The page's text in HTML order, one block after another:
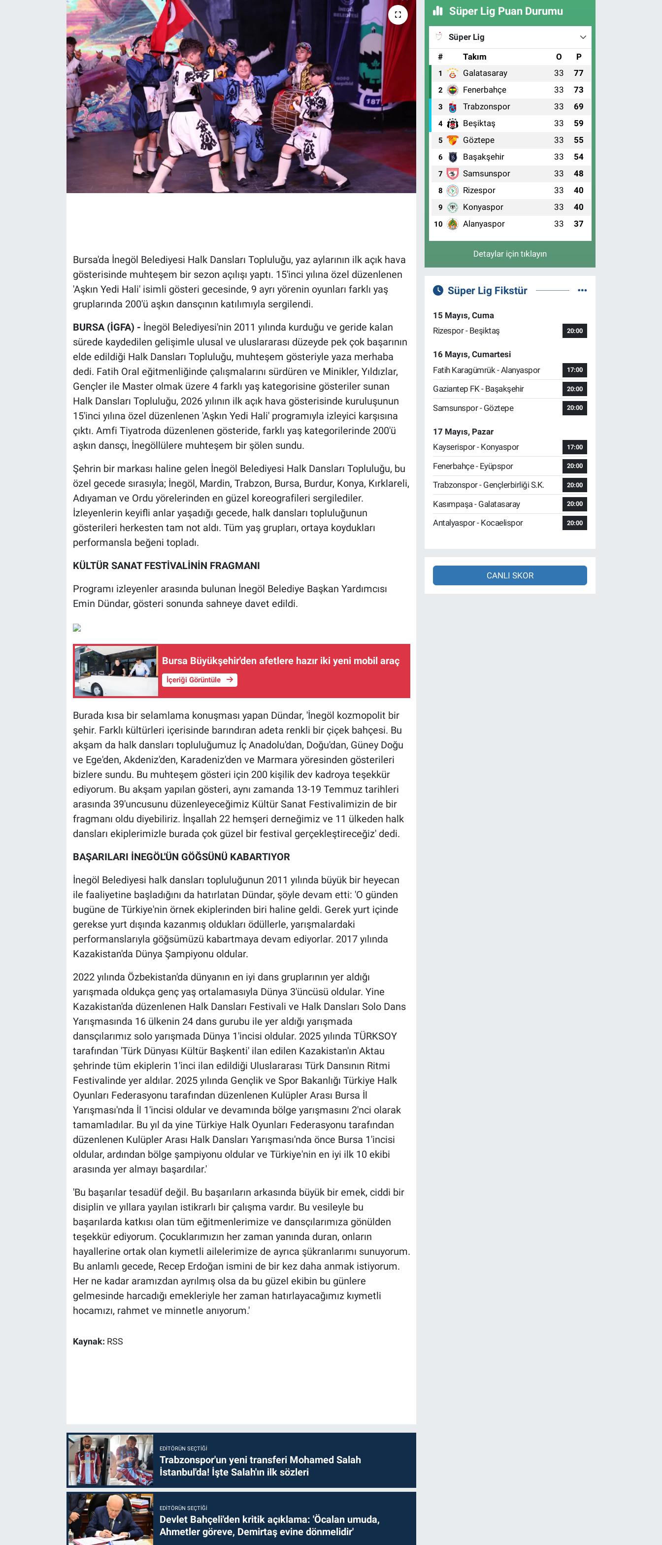
Bursa'da İnegöl Belediyesi Halk Dansları Topluluğu, yaz aylarının ilk açık hava
gösterisinde muhteşem bir sezon açılışı yaptı. 15'inci yılına özel düzenlenen
'Aşkın Yedi Hali' isimli gösteri gecesinde, 9 ayrı yörenin oyunları farklı yaş
gruplarında 200'ü aşkın dansçının katılımıyla sergilendi.
BURSA (İGFA) - İnegöl Belediyesi'nin 2011 yılında kurduğu ve geride kalan
sürede kaydedilen gelişimle ulusal ve uluslararası düzeyde pek çok başarının
elde edildiği Halk Dansları Topluluğu, muhteşem gösteriyle yaza merhaba
dedi. Fatih Oral eğitmenliğinde çalışmalarını sürdüren ve Minikler, Yıldızlar,
Gençler ile Master olmak üzere 4 farklı yaş kategorisine gösteriler sunan
Halk Dansları Topluluğu, 2026 yılının ilk açık hava gösterisinde kuruluşunun
15'inci yılına özel düzenlenen 'Aşkın Yedi Hali' programıyla izleyici karşısına
çıktı. Amfi Tiyatroda düzenlenen gösteride, farklı yaş kategorilerinde 200'ü
aşkın dansçı, İnegöllülere muhteşem bir şölen sundu.
Şehrin bir markası haline gelen İnegöl Belediyesi Halk Dansları Topluluğu, bu
özel gecede sırasıyla; İnegöl, Mardin, Trabzon, Bursa, Burdur, Konya, Kırklareli,
Adıyaman ve Ordu yörelerinden en güzel koreografileri sergilediler.
İzleyenlerin keyifli anlar yaşadığı gecede, halk dansları topluluğunun
gösterileri herkesten tam not aldı. Tüm yaş grupları, ortaya koydukları
performansla beğeni topladı.
KÜLTÜR SANAT FESTİVALİNİN FRAGMANI
Programı izleyenler arasında bulunan İnegöl Belediye Başkan Yardımcısı
Emin Dündar, gösteri sonunda sahneye davet edildi.
Bursa Büyükşehir'den afetlere hazır iki yeni mobil araç
İçeriği Görüntüle
Burada kısa bir selamlama konuşması yapan Dündar, 'İnegöl kozmopolit bir
şehir. Farklı kültürleri içerisinde barındıran adeta renkli bir çiçek bahçesi. Bu
akşam da halk dansları topluluğumuz İç Anadolu'dan, Doğu'dan, Güney Doğu
ve Ege'den, Akdeniz'den, Karadeniz'den ve Marmara yöresinden gösterileri
bizlere sundu. Bu muhteşem gösteri için 200 kişilik dev kadroya teşekkür
ediyorum. Bu akşam yapılan gösteri, aynı zamanda 13-19 Temmuz tarihleri
arasında 39'uncusunu düzenleyeceğimiz Kültür Sanat Festivalimizin de bir
fragmanı oldu diyebiliriz. İnşallah 22 hemşeri derneğimiz ve 11 ülkeden halk
dansları ekiplerimizle burada çok güzel bir festival gerçekleştireceğiz' dedi.
BAŞARILARI İNEGÖL'ÜN GÖĞSÜNÜ KABARTIYOR
İnegöl Belediyesi halk dansları topluluğunun 2011 yılında büyük bir heyecan
ile faaliyetine başladığını da hatırlatan Dündar, şöyle devam etti: 'O günden
bugüne de Türkiye'nin örnek ekiplerinden biri haline geldi. Gerek yurt içinde
gerekse yurt dışında kazanmış oldukları ödüllerle, yarışmalardaki
performanslarıyla göğsümüzü kabartmaya devam ediyorlar. 2017 yılında
Kazakistan'da Dünya Şampiyonu oldular.
2022 yılında Özbekistan'da dünyanın en iyi dans gruplarının yer aldığı
yarışmada oldukça genç yaş ortalamasıyla Dünya 3'üncüsü oldular. Yine
Kazakistan'da düzenlenen Halk Dansları Festivali ve Halk Dansları Solo Dans
Yarışmasında 16 ülkenin 24 dans gurubu ile yer aldığı yarışmada
dansçılarımız solo yarışmada Dünya 1'incisi oldular. 2025 yılında TÜRKSOY
tarafından 'Türk Dünyası Kültür Başkenti' ilan edilen Kazakistan'ın Aktau
şehrinde tüm ekiplerin 1'inci ilan edildiği Uluslararası Türk Dansının Ritmi
Festivalinde yer aldılar. 2025 yılında Gençlik ve Spor Bakanlığı Türkiye Halk
Oyunları Federasyonu tarafından düzenlenen Kulüpler Arası Bursa İl
Yarışması'nda İl 1'incisi oldular ve devamında bölge yarışmasını 2'nci olarak
tamamladılar. Bu yıl da yine Türkiye Halk Oyunları Federasyonu tarafından
düzenlenen Kulüpler Arası Halk Dansları Yarışması'nda önce Bursa 1'incisi
oldular, ardından bölge şampiyonu oldular ve Türkiye'nin en iyi ilk 10 ekibi
arasında yer almayı başardılar.'
'Bu başarılar tesadüf değil. Bu başarıların arkasında büyük bir emek, ciddi bir
disiplin ve yıllara yayılan istikrarlı bir çalışma vardır. Bu vesileyle bu
başarılarda katkısı olan tüm eğitmenlerimize ve dansçılarımıza gönülden
teşekkür ediyorum. Çocuklarımızın her zaman yanında duran, onların
hayallerine ortak olan kıymetli ailelerimize de ayrıca şükranlarımı sunuyorum.
Bu anlamlı gecede, Recep Erdoğan ismini de bir kez daha anmak istiyorum.
Her ne kadar aramızdan ayrılmış olsa da bu güzel ekibin bu günlere
gelmesinde harcadığı emekleriyle her zaman hatırlayacağımız kıymetli
hocamızı, rahmet ve minnetle anıyorum.'
Kaynak: RSS
EDITÖRÜN SEÇTIĞI
Trabzonspor'un yeni transferi Mohamed Salah
İstanbul'da! İşte Salah'ın ilk sözleri
EDITÖRÜN SEÇTIĞI
Devlet Bahçeli'den kritik açıklama: 'Öcalan umuda,
Ahmetler göreve, Demirtaş evine dönmelidir'
Süper Lig Puan Durumu
Süper Lig
#
Takım O P
1 Galatasaray 33 77
2 Fenerbahçe 33 73
3 Trabzonspor 33 69
4 Beşiktaş 33 59
5 Göztepe 33 55
6 Başakşehir 33 54
7 Samsunspor 33 48
8 Rizespor 33 40
9 Konyaspor 33 40
10 Alanyaspor 33 37
Detaylar için tıklayın
Süper Lig Fikstür
15 Mayıs, Cuma
Rizespor - Beşiktaş
20:00
16 Mayıs, Cumartesi
Fatih Karagümrük - Alanyaspor
17:00
Gaziantep FK - Başakşehir 20:00
Samsunspor - Göztepe 20:00
17 Mayıs, Pazar
Kayserispor - Konyaspor
17:00
Fenerbahçe - Eyüpspor 20:00
Trabzonspor - Gençlerbirliği S.K. 20:00
Kasımpaşa - Galatasaray 20:00
Antalyaspor - Kocaelispor 20:00
CANLI SKOR